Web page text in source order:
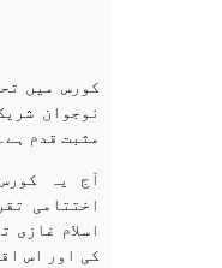
کورس میں
نوجوان
مثبت قدم ہے۔
آج یہ
اختتامی
اسلام غازی
کی اور اس